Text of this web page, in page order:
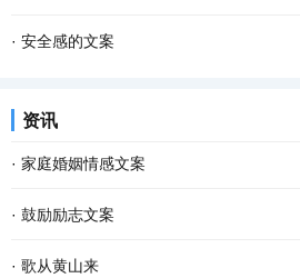
· 安全感的文案
资讯
· 家庭婚姻情感文案
· 鼓励励志文案
· 歌从黄山来